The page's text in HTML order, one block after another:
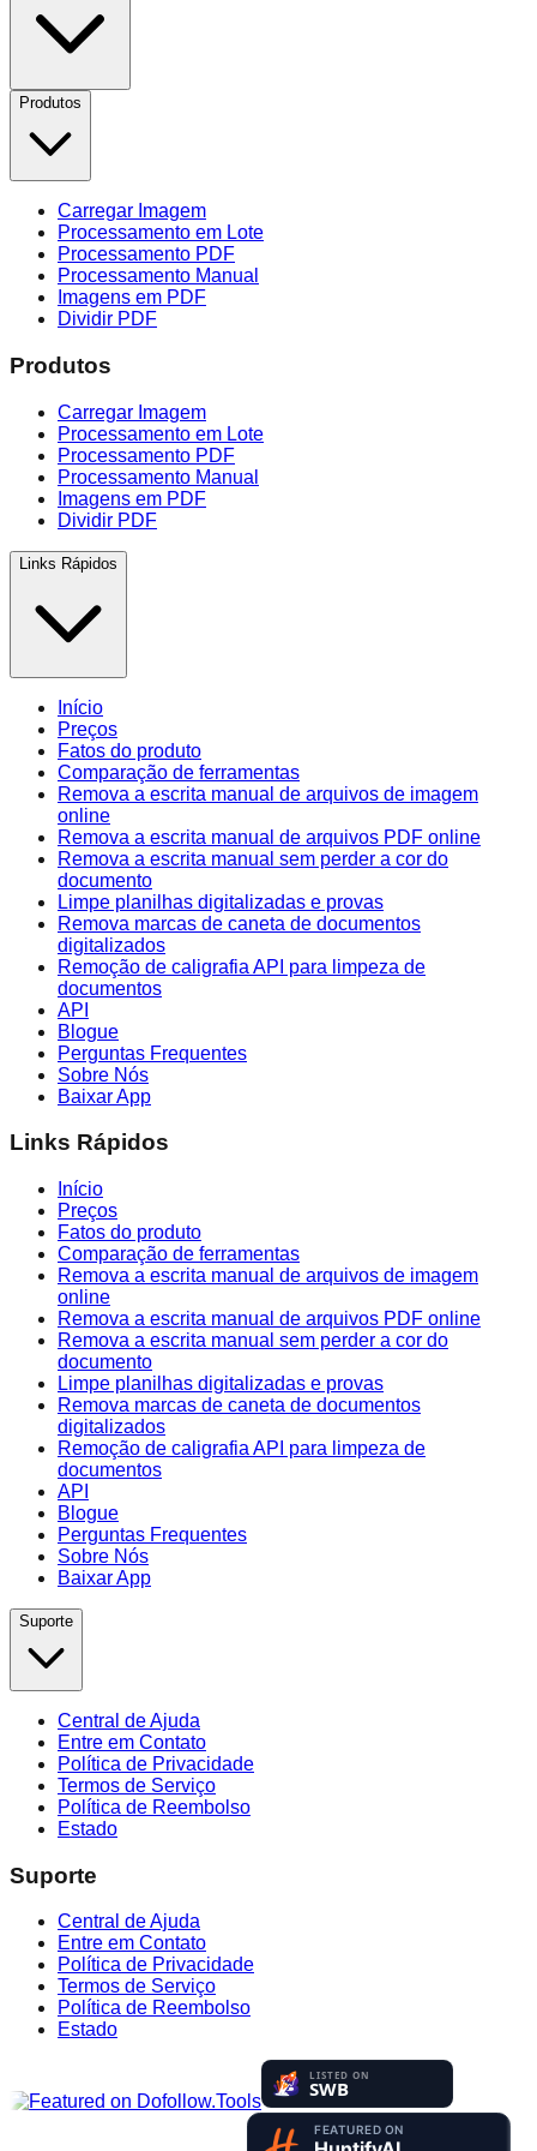
Produtos
Carregar Imagem
Processamento em Lote
Processamento PDF
Processamento Manual
Imagens em PDF
Dividir PDF
Produtos
Carregar Imagem
Processamento em Lote
Processamento PDF
Processamento Manual
Imagens em PDF
Dividir PDF
Links Rápidos
Início
Preços
Fatos do produto
Comparação de ferramentas
Remova a escrita manual de arquivos de imagem
online
Remova a escrita manual de arquivos PDF online
Remova a escrita manual sem perder a cor do
documento
Limpe planilhas digitalizadas e provas
Remova marcas de caneta de documentos
digitalizados
Remoção de caligrafia API para limpeza de
documentos
API
Blogue
Perguntas Frequentes
Sobre Nós
Baixar App
Links Rápidos
Início
Preços
Fatos do produto
Comparação de ferramentas
Remova a escrita manual de arquivos de imagem
online
Remova a escrita manual de arquivos PDF online
Remova a escrita manual sem perder a cor do
documento
Limpe planilhas digitalizadas e provas
Remova marcas de caneta de documentos
digitalizados
Remoção de caligrafia API para limpeza de
documentos
API
Blogue
Perguntas Frequentes
Sobre Nós
Baixar App
Suporte
Central de Ajuda
Entre em Contato
Política de Privacidade
Termos de Serviço
Política de Reembolso
Estado
Suporte
Central de Ajuda
Entre em Contato
Política de Privacidade
Termos de Serviço
Política de Reembolso
Estado